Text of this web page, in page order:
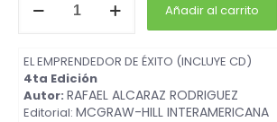
Añadir al carrito
EL EMPRENDEDOR DE ÉXITO (INCLUYE CD)
4ta Edición
Autor: RAFAEL ALCARAZ RODRIGUEZ
Editorial: MCGRAW-HILL INTERAMERICANA